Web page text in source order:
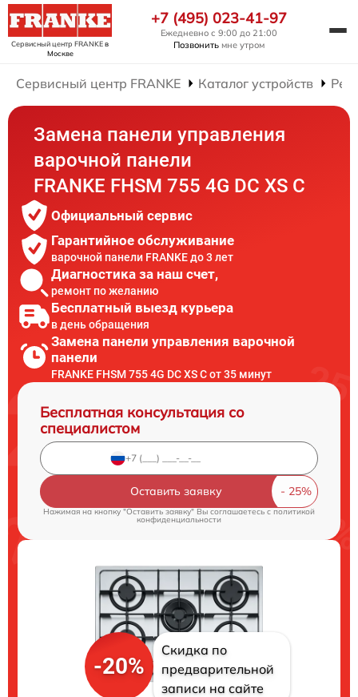
Сервисный центр FRANKEв
Москве
+7 (495) 023-41-97
Ежедневно с 9:00 до 21:00
Позвонить мне утром
Сервисный центр FRANKE Каталог устройств
Замена панели управления
варочной панели
FRANKE FHSM 755 4G DC XS C
Официальный сервис
Гарантийное обслуживание
варочной панели FRANKE до 3 лет
Диагностика за наш счет,
ремонт по желанию
Бесплатный выезд курьера
в день обращения
Замена панели управления варочной
панели
FRANKE FHSM 755 4G DC XS C от 35 минут
Бесплатная консультация со
специалистом
Оставить заявку
Нажимая на кнопку "Оставить заявку" Вы соглашаетесь cполитикой
конфиденциальности
-20%
Скидка по
предварительной
записи на сайте